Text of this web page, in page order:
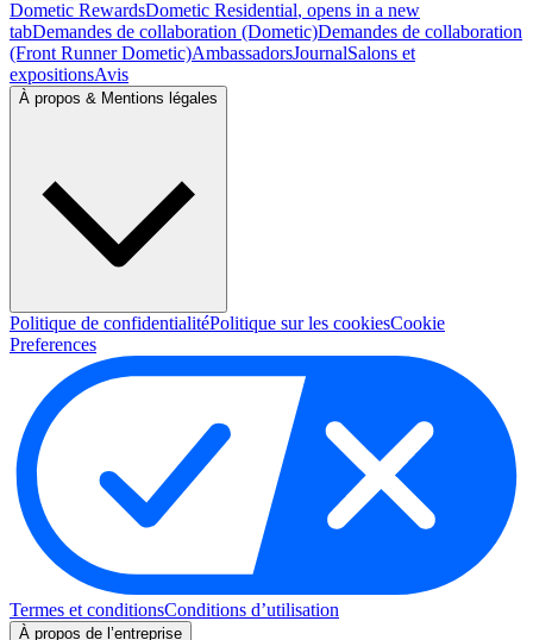
Dometic RewardsDometic Residential, opens in a new
tabDemandes de collaboration (Dometic)Demandes de collaboration
(Front Runner Dometic)AmbassadorsJournalSalons et
expositionsAvis
À propos & Mentions légales
Politique de confidentialitéPolitique sur les cookiesCookie
Preferences
Termes et conditionsConditions d’utilisation
À propos de l’entreprise